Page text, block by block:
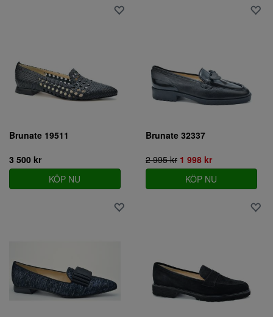
Brunate 19511
3 500 kr
KÖP NU
Brunate 32337
2 995 kr 1 998 kr
KÖP NU